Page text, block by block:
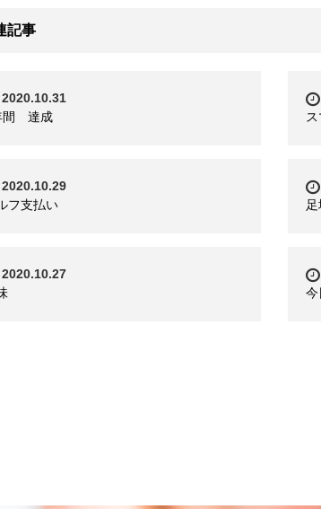
記事
2020.10.31
間 達成
2020.10.29
フ支払い
2020.10.27
今